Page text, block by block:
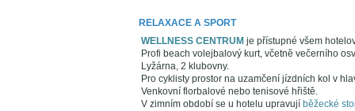
RELAXACE A SPORT
WELLNESS CENTRUM je přístupné všem
Profi beach volejbalový kurt, včetně večerního
Lyžárna, 2 klubovny.
Pro cyklisty prostor na uzamčení jízdních kol v
Venkovní florbalové nebo tenisové hřiště.
V zimním období se u hotelu upravují běžecké